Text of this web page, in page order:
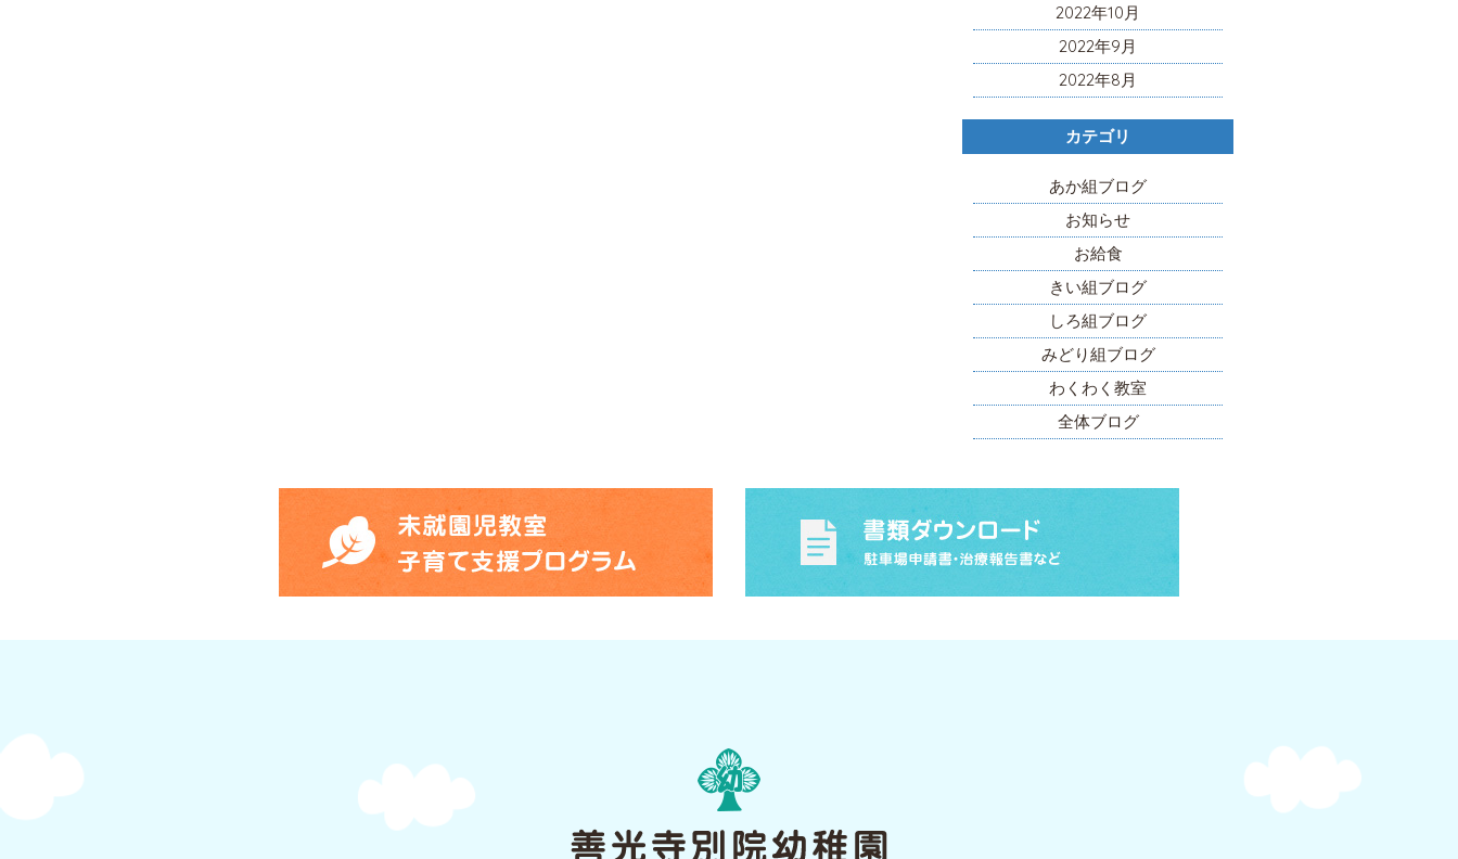
2022年10月
2022年9月
2022年8月
カテゴリ
あか組ブログ
お知らせ
お給食
きい組ブログ
しろ組ブログ
みどり組ブログ
わくわく教室
全体ブログ